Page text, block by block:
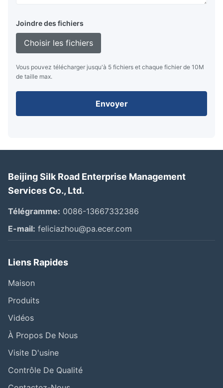
Joindre des fichiers
Choisir les fichiers
Vous pouvez télécharger jusqu'à 5 fichiers et chaque fichier de 10M
de taille max.
Envoyer
Beijing Silk Road Enterprise Management
Services Co., Ltd.
Télégramme: 0086-13667332386
E-mail: feliciazhou@pa.ecer.com
Liens Rapides
Maison
Produits
Vidéos
À Propos De Nous
Visite D'usine
Contrôle De Qualité